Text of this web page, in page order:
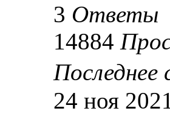
3 Ответы
14884
24 ноя